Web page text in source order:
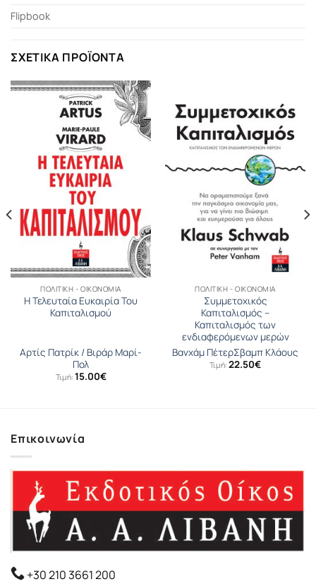
Flipbook
ΣΧΕΤΙΚΆ ΠΡΟΪΌΝΤΑ
ΠΟΛΙΤΙΚΉ - ΟΙΚΟΝΟΜΊΑ
Η Τελευταία Ευκαιρία Του
Καπιταλισμού
Αρτίς Πατρίκ / Βιράρ Μαρί-
Πολ
Τιμή: 15.00€
ΠΟΛΙΤΙΚΉ - ΟΙΚΟΝΟΜΊΑ
Συμμετοχικός
Καπιταλισμός –
Καπιταλισμός των
ενδιαφερόμενων μερών
Βανχάμ ΠέτερΣβαµπ Κλάους
Τιμή: 22.50€
Επικοινωνία
+30 210 3661 200